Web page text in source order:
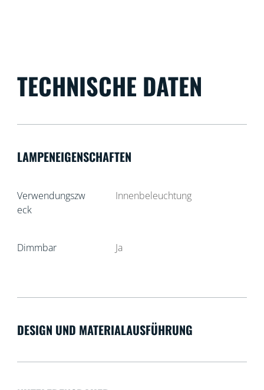
TECHNISCHE DATEN
LAMPENEIGENSCHAFTEN
Verwendungszw
eck
Innenbeleuchtung
Dimmbar Ja
DESIGN UND MATERIALAUSFÜHRUNG